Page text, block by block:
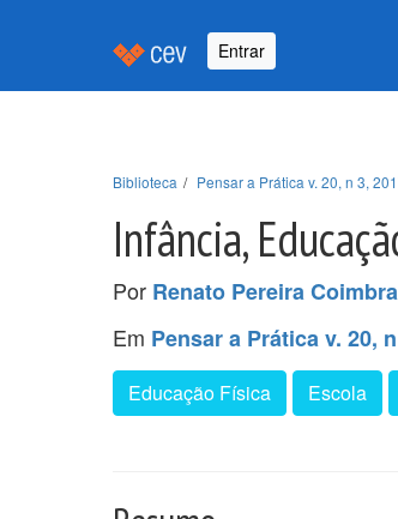
Entrar
Biblioteca Pensar a Prática v. 20, n 3,
Infância,
Por Renato Pereira
Em Pensar a Prática v. 20,
Educação Física Escola